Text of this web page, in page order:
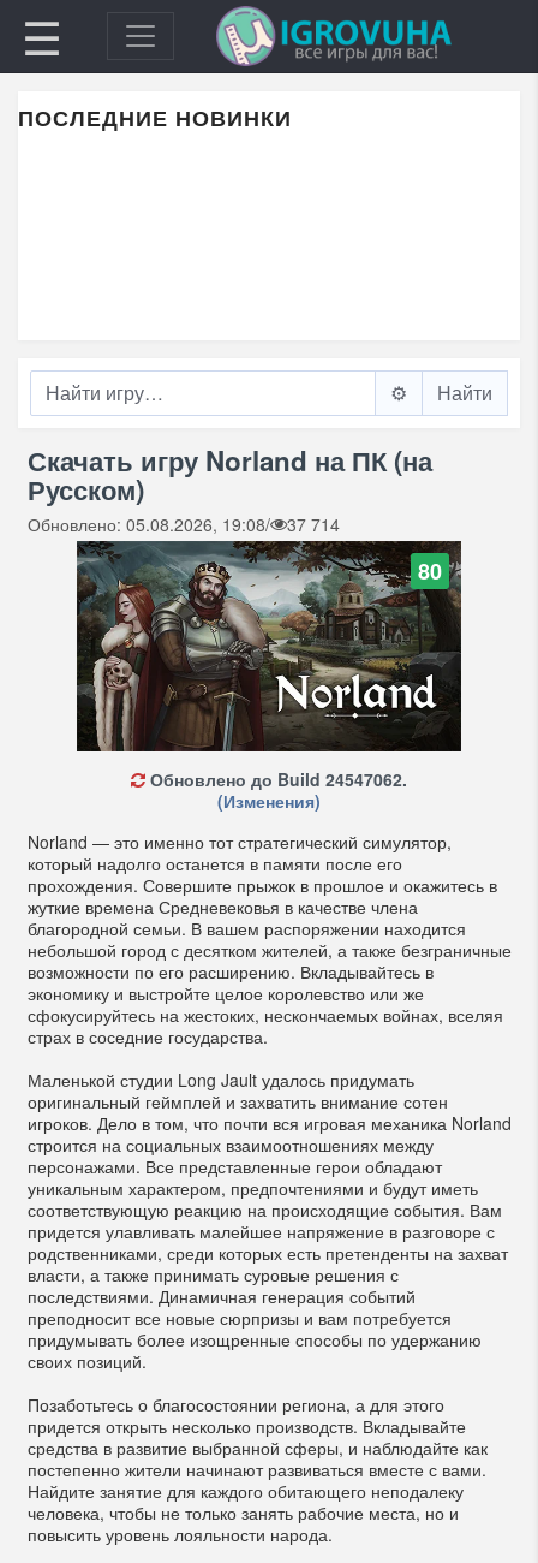
☰
ПОСЛЕДНИЕ НОВИНКИ
⚙️
Скачать игру Norland на ПК (на
Русском)
Обновлено: 05.08.2026, 19:08/ 37 714
80
Обновлено до Build 24547062.
(Изменения)
Norland — это именно тот стратегический симулятор,
который надолго останется в памяти после его
прохождения. Совершите прыжок в прошлое и окажитесь в
жуткие времена Средневековья в качестве члена
благородной семьи. В вашем распоряжении находится
небольшой город с десятком жителей, а также безграничные
возможности по его расширению. Вкладывайтесь в
экономику и выстройте целое королевство или же
сфокусируйтесь на жестоких, нескончаемых войнах, вселяя
страх в соседние государства.
Маленькой студии Long Jault удалось придумать
оригинальный геймплей и захватить внимание сотен
игроков. Дело в том, что почти вся игровая механика Norland
строится на социальных взаимоотношениях между
персонажами. Все представленные герои обладают
уникальным характером, предпочтениями и будут иметь
соответствующую реакцию на происходящие события. Вам
придется улавливать малейшее напряжение в разговоре с
родственниками, среди которых есть претенденты на захват
власти, а также принимать суровые решения с
последствиями. Динамичная генерация событий
преподносит все новые сюрпризы и вам потребуется
придумывать более изощренные способы по удержанию
своих позиций.
Позаботьтесь о благосостоянии региона, а для этого
придется открыть несколько производств. Вкладывайте
средства в развитие выбранной сферы, и наблюдайте как
постепенно жители начинают развиваться вместе с вами.
Найдите занятие для каждого обитающего неподалеку
человека, чтобы не только занять рабочие места, но и
повысить уровень лояльности народа.